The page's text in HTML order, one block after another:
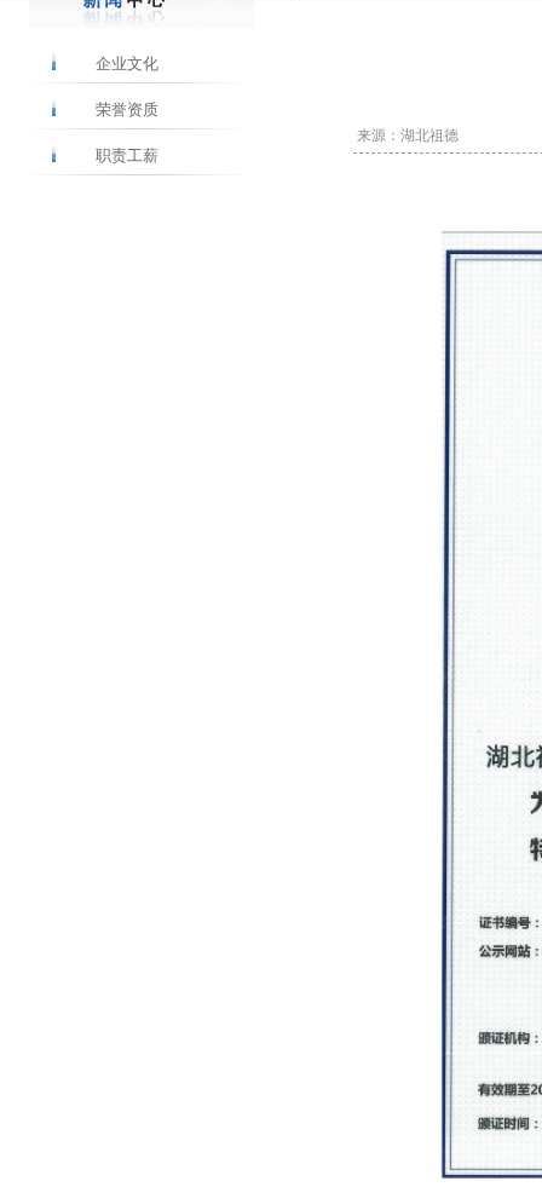
企业文化
荣誉资质
职责工薪
来源：湖北祖德